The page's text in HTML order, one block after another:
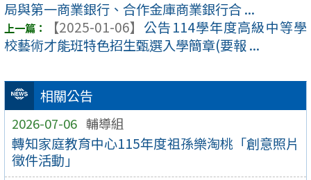
相關公告
2026-07-06 輔導組
轉知家庭教育中心115年度祖孫樂淘桃「創意照片
徵件活動」
局與第一商業銀行、合作金庫商業銀行合 ...
【2025-01-06】 公告114學年度高級中等學
校藝術才能班特色招生甄選入學簡章(要報 ...